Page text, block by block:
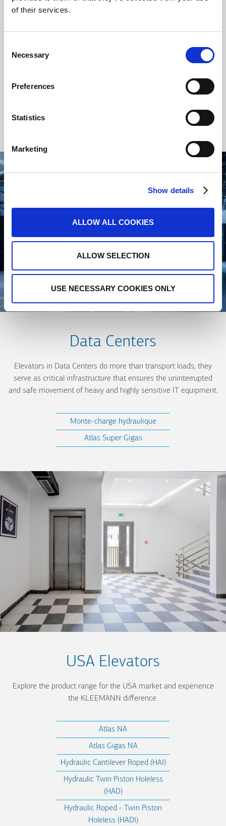
of their services.
Selection
Necessary
Preferences
Statistics
Marketing
Show details
ALLOW ALL COOKIES
ALLOW SELECTION
USE NECESSARY COOKIES ONLY
Les ascenseurs pour hôpitaux sont la Solution idéale pour
répondre aux exigences opérationnelles et aux besoins de
Data Centers
Elevators in Data Centers do more than transport loads; they
serve as critical infrastructure that ensures the uninterrupted
and safe movement of heavy and highly sensitive IT equipment.
Monte-charge hydraulique
Atlas Super Gigas
USA Elevators
Explore the product range for the USA market and experience
the KLEEMANN difference.
Atlas NA
Atlas Gigas NA
Hydraulic Cantilever Roped (HAI)
Hydraulic Twin Piston Holeless
(HAD)
Hydraulic Roped - Twin Piston
Holeless (HADI)